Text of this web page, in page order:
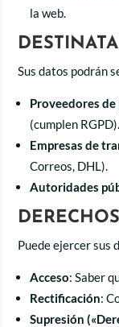
la web.
Sus datos podrán
Proveedores de
(cumplen RGPD).
Empresas de
Correos, DHL).
Autoridades
Puede ejercer sus
Acceso: Saber
Rectificación:
Supresión